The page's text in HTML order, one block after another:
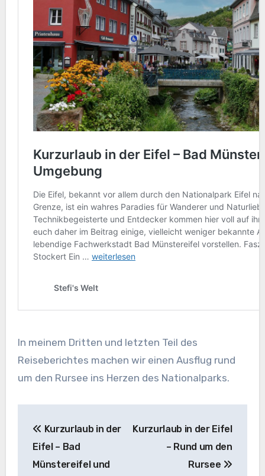
In meinem Dritten und letzten Teil des
Reiseberichtes machen wir einen Ausflug rund
um den Rursee ins Herzen des Nationalparks.
Kurzurlaub in der
Eifel – Bad
Münstereifel und
Kurzurlaub in der Eifel
– Rund um den
Rursee